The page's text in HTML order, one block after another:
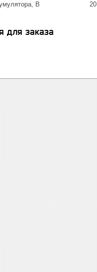
аккумулятора, В 20
для заказа